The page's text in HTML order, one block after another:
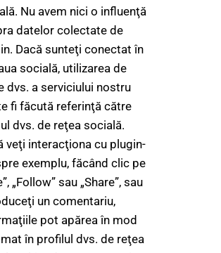
Nu avem nici o influenţă
datelor colectate de
Dacă sunteţi conectat în
socială, utilizarea de
dvs. a serviciului nostru
fi făcută referinţă către
dvs. de reţea socială.
veţi interacţiona cu plugin-
exemplu, făcând clic pe
„Follow” sau „Share”, sau
un comentariu,
pot apărea în mod
în profilul dvs. de reţea